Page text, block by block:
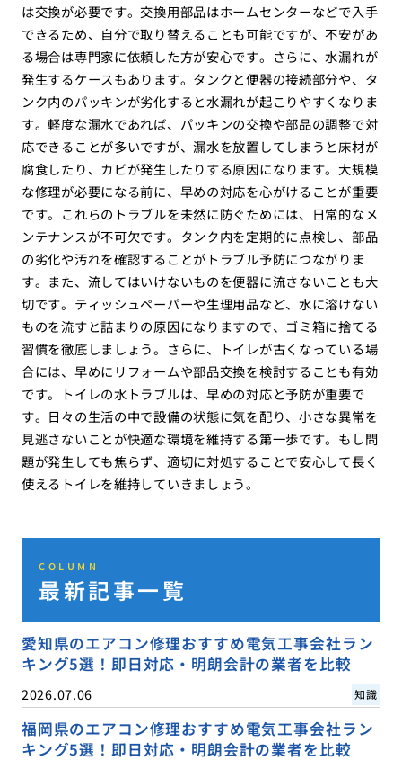
は交換が必要です。交換用部品はホームセンターなどで入手
できるため、自分で取り替えることも可能ですが、不安があ
る場合は専門家に依頼した方が安心です。さらに、水漏れが
発生するケースもあります。タンクと便器の接続部分や、タ
ンク内のパッキンが劣化すると水漏れが起こりやすくなりま
す。軽度な漏水であれば、パッキンの交換や部品の調整で対
応できることが多いですが、漏水を放置してしまうと床材が
腐食したり、カビが発生したりする原因になります。大規模
な修理が必要になる前に、早めの対応を心がけることが重要
です。これらのトラブルを未然に防ぐためには、日常的なメ
ンテナンスが不可欠です。タンク内を定期的に点検し、部品
の劣化や汚れを確認することがトラブル予防につながりま
す。また、流してはいけないものを便器に流さないことも大
切です。ティッシュペーパーや生理用品など、水に溶けない
ものを流すと詰まりの原因になりますので、ゴミ箱に捨てる
習慣を徹底しましょう。さらに、トイレが古くなっている場
合には、早めにリフォームや部品交換を検討することも有効
です。トイレの水トラブルは、早めの対応と予防が重要で
す。日々の生活の中で設備の状態に気を配り、小さな異常を
見逃さないことが快適な環境を維持する第一歩です。もし問
題が発生しても焦らず、適切に対処することで安心して長く
使えるトイレを維持していきましょう。
COLUMN
最新記事一覧
愛知県のエアコン修理おすすめ電気工事会社ラン
キング5選！即日対応・明朗会計の業者を比較
2026.07.06 知識
福岡県のエアコン修理おすすめ電気工事会社ラン
キング5選！即日対応・明朗会計の業者を比較